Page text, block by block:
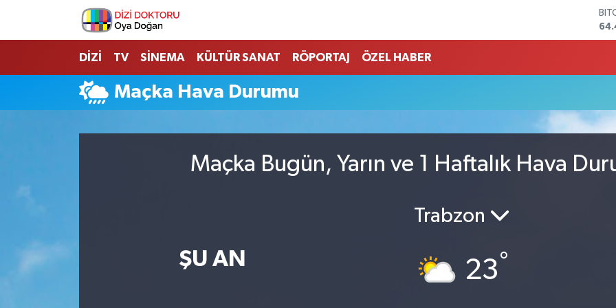
DİZİ TV SİNEMA KÜLTÜR SANAT RÖPORTAJ ÖZEL HABER
Maçka Hava Durumu
Maçka Bugün, Yarın ve 1 Haftalık Hava
ŞU AN
Trabzon
23°
İstanbul Nöbetçi Eczaneler
İstanbul Hava Durumu
İstanbul Trafik Yoğunluk Haritası
Son Dakika Haberleri